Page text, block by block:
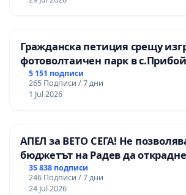
ОСВОБОДИТЕЛИТЕ“
Гражданска петиция срещу
фотоволтаичен парк в
Радомир
5 151 подписи
265 Подписи / 7 дни
1 Jul 2026
АПЕЛ за ВЕТО СЕГА! Не
бюджетът на Радев да
правата ни в тъмното
35 838 подписи
246 Подписи / 7 дни
24 Jul 2026